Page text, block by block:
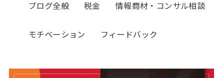
ブログ全般 税金 情報商材・コンサル相談
モチベーション フィードバック